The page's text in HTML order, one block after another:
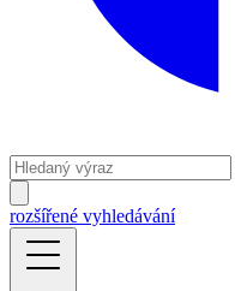
rozšířené vyhledávání